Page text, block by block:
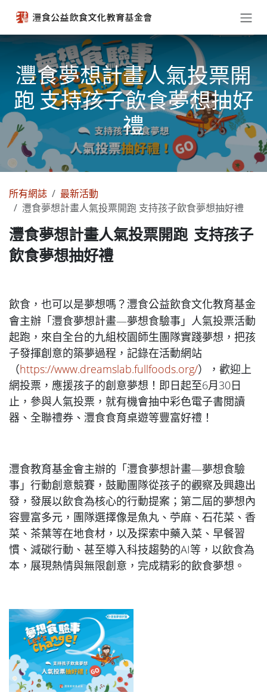
灃食夢想計畫人氣投票開
跑 支持孩子飲食夢想抽好
禮
所有網誌
最新活動
灃食夢想計畫人氣投票開跑 支持孩子飲食夢想抽好禮
灃食夢想計畫人氣投票開跑 支持孩子
飲食夢想抽好禮
飲食，也可以是夢想嗎？灃食公益飲食文化教育基金
會主辦「灃食夢想計畫—夢想食驗事」人氣投票活動
起跑，來自全台的九組校園師生團隊實踐夢想，把孩
子發揮創意的築夢過程，記錄在活動網站
（https://www.dreamslab.fullfoods.org/），歡迎上
網投票，應援孩子的創意夢想！即日起至6月30日
止，參與人氣投票，就有機會抽中彩色電子書閲讀
器、全聯禮券、灃食食育桌遊等豐富好禮！
灃食教育基金會主辦的「灃食夢想計畫—夢想食驗
事」行動創意競賽，鼓勵團隊從孩子的觀察及興趣出
發，發展以飲食為核心的行動提案；第二屆的夢想內
容豐富多元，團隊選擇像是魚丸、苧麻、石花菜、香
菜、茶葉等在地食材，以及探索中藥入菜、早餐習
慣、減碳行動、甚至導入科技趨勢的AI等，以飲食為
本，展現熱情與無限創意，完成精彩的飲食夢想。